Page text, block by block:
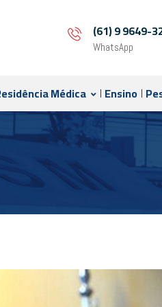
(61) 9 9649-
WhatsApp
Médica Ensino